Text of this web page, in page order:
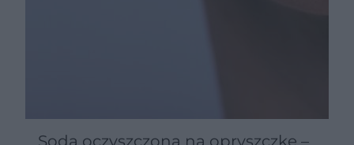
Soda oczyszczona na opryszczkę –